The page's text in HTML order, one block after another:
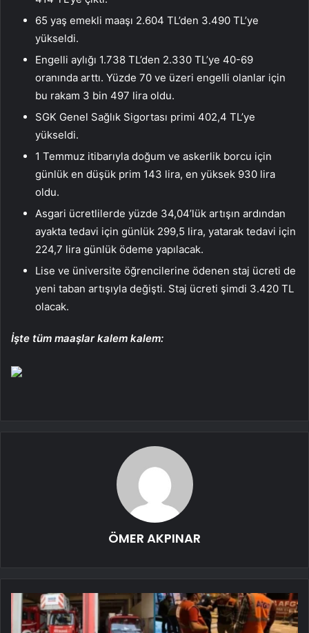
65 yaş emekli maaşı 2.604 TL’den 3.490 TL’ye
yükseldi.
Engelli aylığı 1.738 TL’den 2.330 TL’ye 40-69
oranında arttı. Yüzde 70 ve üzeri engelli olanlar için
bu rakam 3 bin 497 lira oldu.
SGK Genel Sağlık Sigortası primi 402,4 TL’ye
yükseldi.
1 Temmuz itibarıyla doğum ve askerlik borcu için
günlük en düşük prim 143 lira, en yüksek 930 lira
oldu.
Asgari ücretlilerde yüzde 34,04’lük artışın ardından
ayakta tedavi için günlük 299,5 lira, yatarak tedavi için
224,7 lira günlük ödeme yapılacak.
Lise ve üniversite öğrencilerine ödenen staj ücreti de
yeni taban artışıyla değişti. Staj ücreti şimdi 3.420 TL
olacak.
İşte tüm maaşlar kalem kalem:
ÖMER AKPINAR